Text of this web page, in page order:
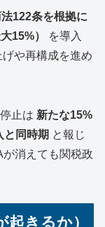
122条を根拠に
15%）
を導入
や再構成を進め
止は 新たな15%
と同時期 と報じ
消えても関税政
きるか）